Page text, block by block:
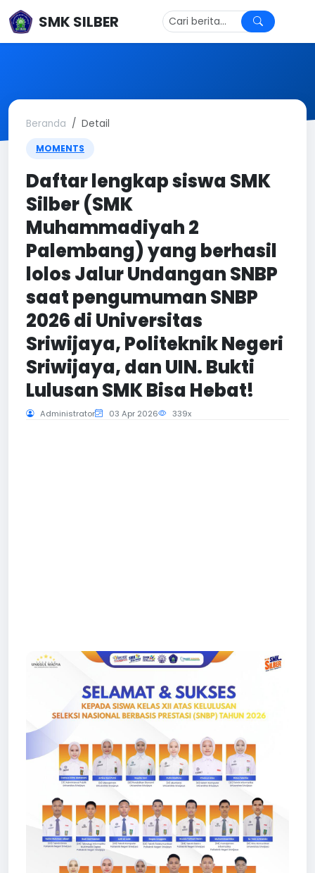
SMK SILBER
Beranda Detail
MOMENTS
Daftar lengkap siswa SMK
Silber (SMK
Muhammadiyah 2
Palembang) yang berhasil
lolos Jalur Undangan SNBP
saat pengumuman SNBP
2026 di Universitas
Sriwijaya, Politeknik Negeri
Sriwijaya, dan UIN. Bukti
Lulusan SMK Bisa Hebat!
Administrator 03 Apr 2026 339x